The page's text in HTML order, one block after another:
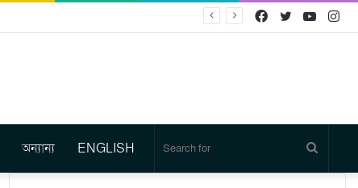
Twitter
Facebook
অন্যান্য ENGLISH